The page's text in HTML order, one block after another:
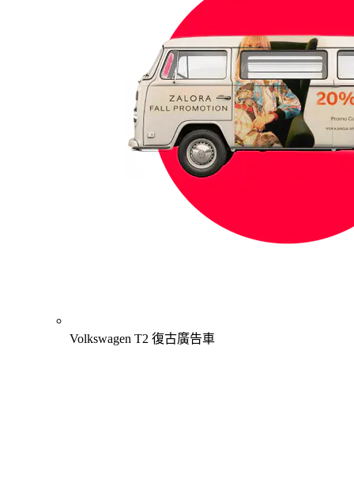
Volkswagen T2 復古廣告車